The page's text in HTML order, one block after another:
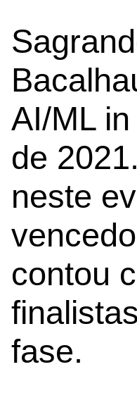
AI/ML
de
neste
contou
fase.